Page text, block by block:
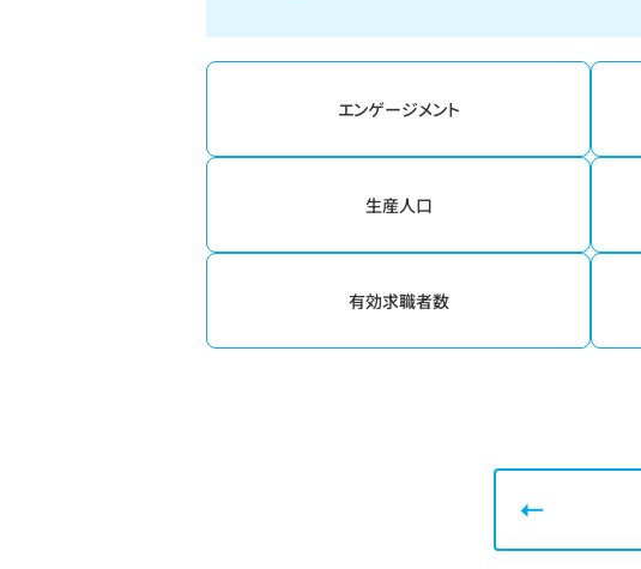
エンゲージメント
生産人口
有効求職者数